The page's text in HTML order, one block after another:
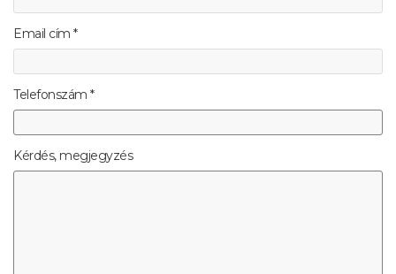
Email cím *
Telefonszám *
Kérdés, megjegyzés